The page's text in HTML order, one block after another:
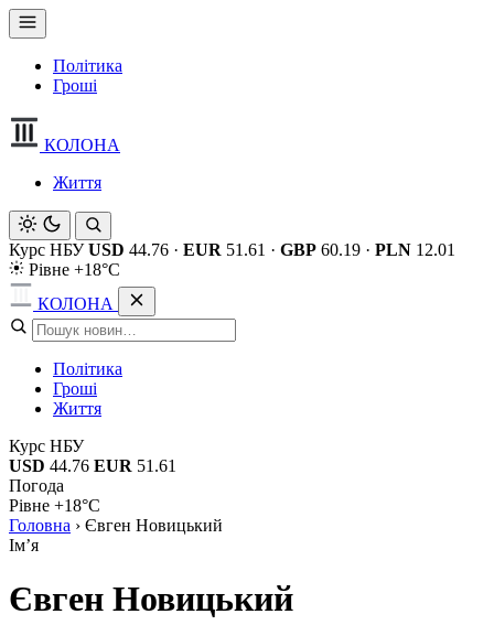
Політика
Гроші
КОЛОНА
Життя
Курс НБУ USD 44.76 · EUR 51.61 · GBP 60.19 · PLN 12.01
Рівне +18°C
КОЛОНА
Політика
Гроші
Життя
Курс НБУ
USD 44.76 EUR 51.61
Погода
Рівне +18°C
Головна › Євген Новицький
Імʼя
Євген Новицький